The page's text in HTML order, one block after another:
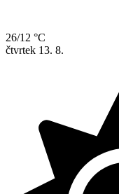
26/12 °C
čtvrtek 13. 8.